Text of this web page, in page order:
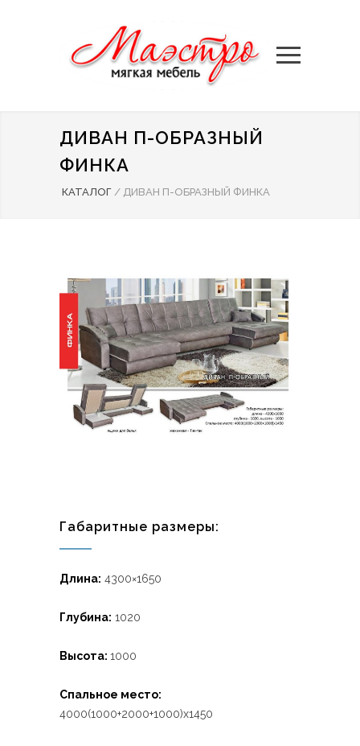
ДИВАН П-ОБРАЗНЫЙ
ФИНКА
КАТАЛОГ / ДИВАН П-ОБРАЗНЫЙ ФИНКА
Габаритные размеры:
Длина: 4300×1650
Глубина: 1020
Высота: 1000
Спальное место:
4000(1000+2000+1000)x1450